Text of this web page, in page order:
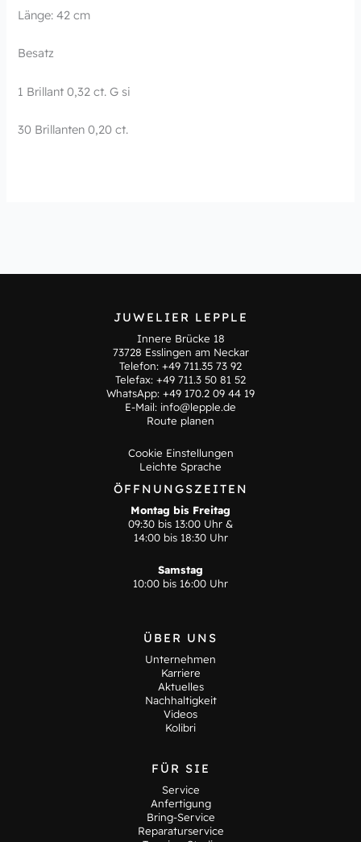
Länge: 42 cm
Besatz
1 Brillant 0,32 ct. G si
30 Brillanten 0,20 ct.
JUWELIER LEPPLE
Innere Brücke 18
73728 Esslingen am Neckar
Telefon: +49 711.35 73 92
Telefax: +49 711.3 50 81 52
WhatsApp: +49 170.2 09 44 19
E-Mail: info@lepple.de
Route planen
Cookie Einstellungen
Leichte Sprache
ÖFFNUNGSZEITEN
Montag bis Freitag
09:30 bis 13:00 Uhr &
14:00 bis 18:30 Uhr
Samstag
10:00 bis 16:00 Uhr
ÜBER UNS
Unternehmen
Karriere
Aktuelles
Nachhaltigkeit
Videos
Kolibri
FÜR SIE
Service
Anfertigung
Bring-Service
Reparaturservice